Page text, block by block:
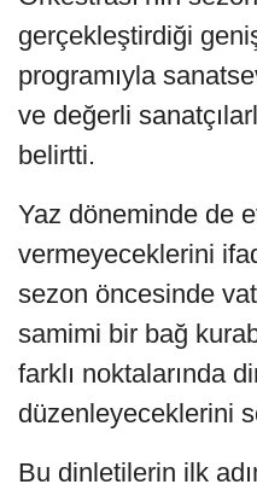
gerçekleştirdiği
programıyla
ve değerli
belirtti.
Yaz döneminde de
vermeyeceklerini
sezon öncesinde
samimi bir bağ
farklı noktalarında
düzenleyeceklerini
Bu dinletilerin ilk